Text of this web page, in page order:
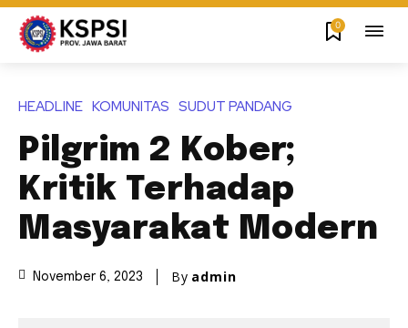
0
HEADLINE KOMUNITAS SUDUT PANDANG
Pilgrim 2 Kober;
Kritik Terhadap
Masyarakat Modern
November 6, 2023 By admin